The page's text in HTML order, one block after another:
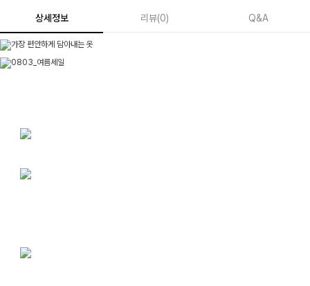
상세정보 리뷰(0) Q&A